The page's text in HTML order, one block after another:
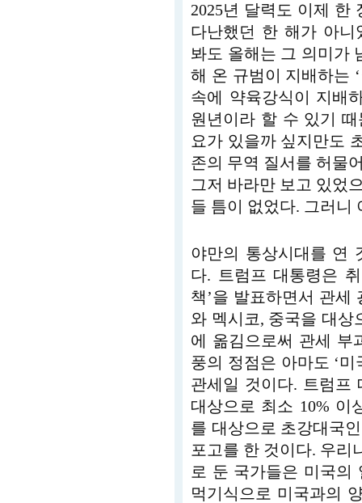
2025년 달력도 이제 한
다난했던 한 해가 아니
봐도 올해는 그 의미가
해 온 규범이 지배하는
속에 약육강식이 지배
원년이라 할 수 있기
요가 있을까 싶지만도
존의 무역 질서를 허물
그저 바라만 보고 있었
들 틈이 없었다. 그러니
야만의 통상시대를 연
다. 트럼프 대통령은
책’을 발표하면서 관세
와 멕시코, 중국을 대상
에 옮김으로써 관세 부
풍의 정점은 아마도 ‘
관세일 것이다. 트럼프
대상으로 최소 10% 이
를 대상으로 초강대국
포고를 한 것이다. 우리
로 둔 국가들은 미국의
먹기식으로 미국과의